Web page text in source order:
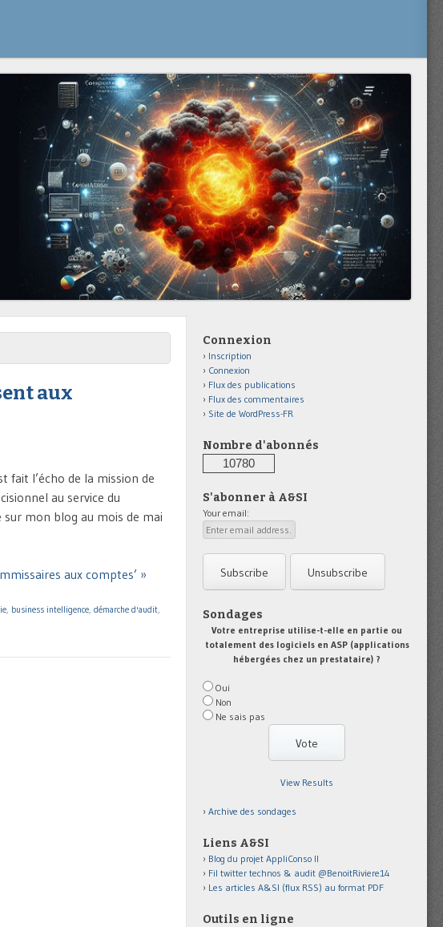
aux
fait l’écho de la mission de
au service du
sur mon blog au mois de mai
aux comptes’ »
, business intelligence, démarche d'audit,
Connexion
Inscription
Connexion
Flux des publications
Flux des commentaires
Site de WordPress-FR
Nombre d'abonnés
10780
S'abonner à A&SI
Your email:
Sondages
Votre entreprise utilise-t-elle en partie ou
totalement des logiciels en ASP (applications
hébergées chez un prestataire) ?
Oui
Non
Ne sais pas
View Results
Archive des sondages
Liens A&SI
Blog du projet AppliConso II
Fil twitter technos & audit @BenoitRiviere14
Les articles A&SI (flux RSS) au format PDF
Outils en ligne